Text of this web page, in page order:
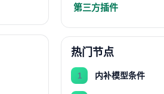
第三方插件
热门节点
1 内补模型条件